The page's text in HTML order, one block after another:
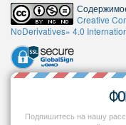
Creative
NoDerivatives» 4.0
Подпишитесь на нашу